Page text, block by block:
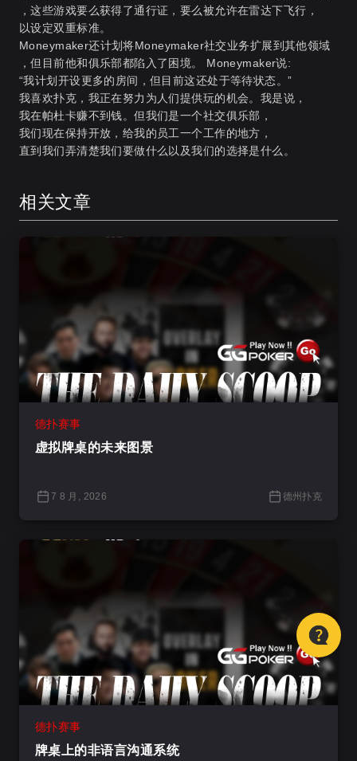
，这些游戏要么获得了通行证，要么被允许在雷达下飞行，
以设定双重标准。
Moneymaker还计划将Moneymaker社交业务扩展到其他领域
，但目前他和俱乐部都陷入了困境。 Moneymaker说:
“我计划开设更多的房间，但目前这还处于等待状态。”
我喜欢扑克，我正在努力为人们提供玩的机会。我是说，
我在帕杜卡赚不到钱。但我们是一个社交俱乐部，
我们现在保持开放，给我的员工一个工作的地方，
直到我们弄清楚我们要做什么以及我们的选择是什么。
相关文章
德扑赛事
虚拟牌桌的未来图景
7 8 月, 2026 德州扑克
德扑赛事
牌桌上的非语言沟通系统